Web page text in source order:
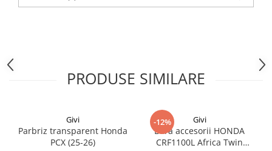
PRODUSE SIMILARE
Givi
Parbriz transparent Honda
PCX (25-26)
-12% Givi
Bara accesorii HONDA
CRF1100L Africa Twin